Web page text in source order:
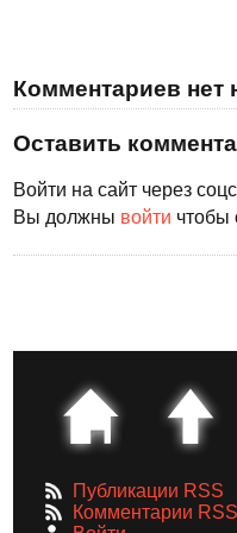
Комментариев нет
Оставить
Войти на сайт через
Вы должны войти чтобы
Публикации RSS
Комментарии RSS